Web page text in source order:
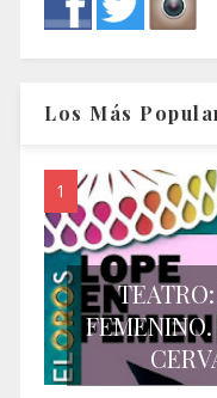
Los Más